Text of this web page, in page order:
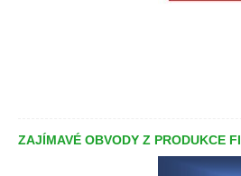
ZAJÍMAVÉ OBVODY Z PRODUKCE